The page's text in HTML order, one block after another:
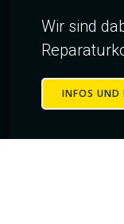
Wir sind
INFOS UND